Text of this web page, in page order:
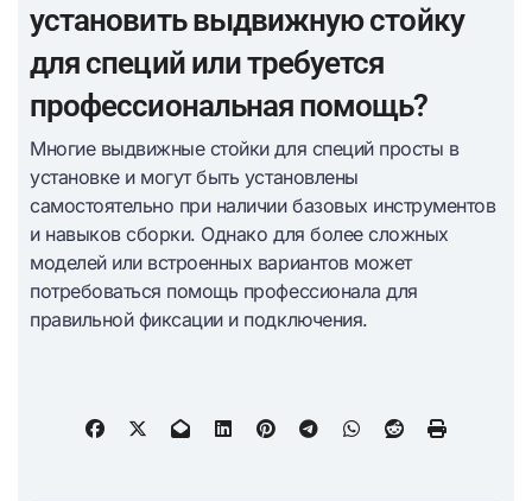
установить выдвижную стойку
для специй или требуется
профессиональная помощь?
Многие выдвижные стойки для специй просты в
установке и могут быть установлены
самостоятельно при наличии базовых инструментов
и навыков сборки. Однако для более сложных
моделей или встроенных вариантов может
потребоваться помощь профессионала для
правильной фиксации и подключения.